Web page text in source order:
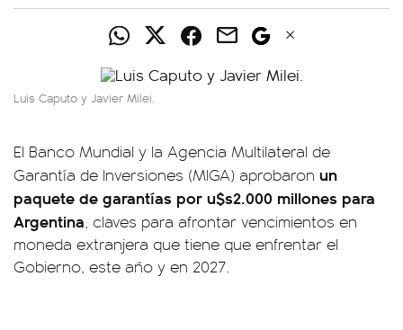
Luis Caputo y Javier Milei.
El Banco Mundial y la Agencia Multilateral de
Garantía de Inversiones (MIGA) aprobaron un
paquete de garantías por u$s2.000 millones para
Argentina, claves para afrontar vencimientos en
moneda extranjera que tiene que enfrentar el
Gobierno, este año y en 2027.